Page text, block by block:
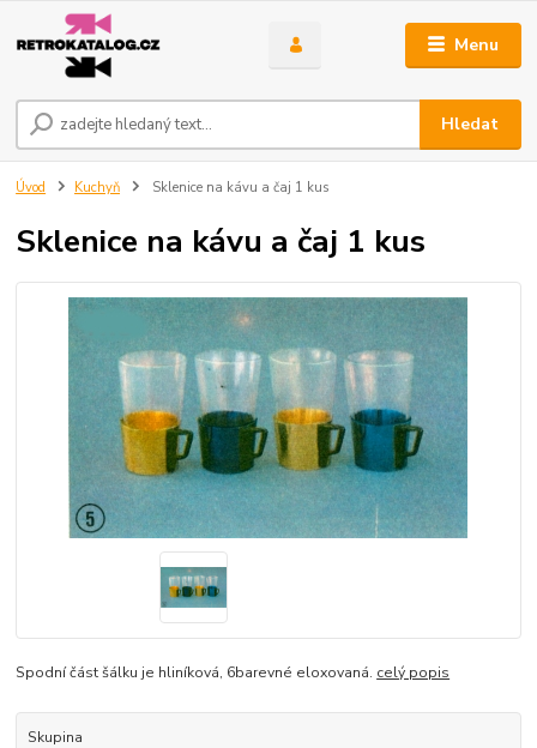
Menu
Hledat
Úvod Kuchyň Sklenice na kávu a čaj 1 kus
Sklenice na kávu a čaj 1 kus
Spodní část šálku je hliníková, 6barevné eloxovaná. celý popis
Skupina